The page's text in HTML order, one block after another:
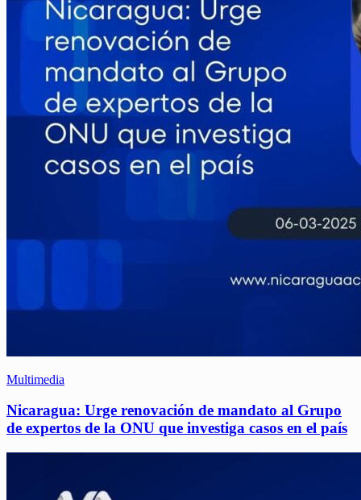
Multimedia
Nicaragua: Urge renovación de mandato al Grupo
de expertos de la ONU que investiga casos en el país